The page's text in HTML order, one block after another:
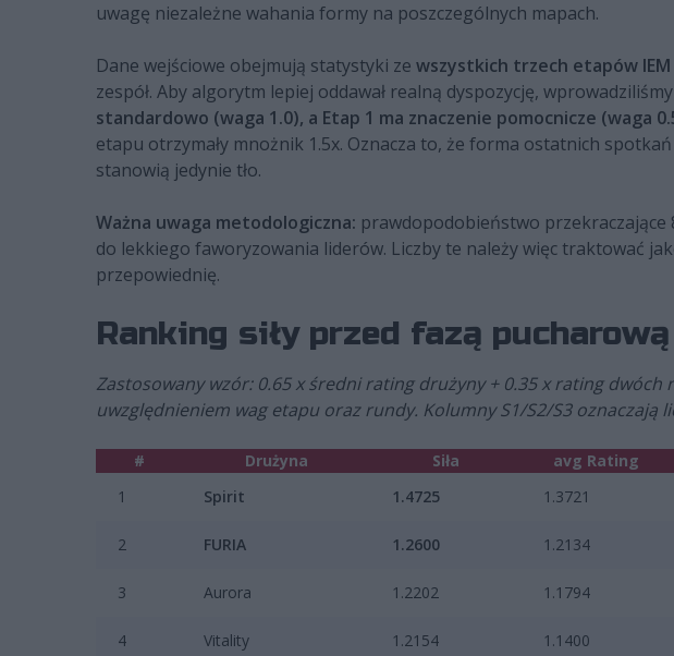
uwagę niezależne wahania formy na poszczególnych mapach.
Dane wejściowe obejmują statystyki ze wszystkich trzech etapów
zespół. Aby algorytm lepiej oddawał realną dyspozycję,
standardowo (waga 1.0), a Etap 1 ma znaczenie pomocnicze (waga
etapu otrzymały mnożnik 1.5x. Oznacza to, że forma ostatnich
stanowią jedynie tło.
Ważna uwaga metodologiczna: prawdopodobieństwo przekraczające
do lekkiego faworyzowania liderów. Liczby te należy więc traktować
przepowiednię.
Ranking siły przed fazą pucharową
Zastosowany wzór: 0.65 x średni rating drużyny + 0.35 x rating
uwzględnieniem wag etapu oraz rundy. Kolumny S1/S2/S3 oznaczają
# Drużyna Siła avg Rating
1
Spirit 1.4725 1.3721
2 FURIA 1.2600 1.2134
3 Aurora 1.2202 1.1794
4 Vitality 1.2154 1.1400